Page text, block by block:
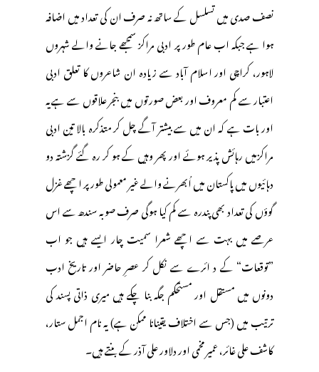
نصف صدی میں تسلسل کے ساتھ نہ صرف ان کی تعداد میں اضافہ
ہوا ہے جبکہ اب عام طور پر ادبی مراکز سمجھے جانے والے شہروں
لاہور، کراچی اور اسلام آباد سے زیادہ ان شاعروں کا تعلق ادبی
اعتبار سے کم معروف اور بعض صورتوں میں بنجر علاقوں سے ہے یہ
اور بات ہے کہ ان میں سے بیشتر آگے چل کر متذکرہ بالا تین ادبی
مراکزمیں رہائش پذیر ہوئے اور پھر وہیں کے ہو کر رہ گئے گزشتہ دو
دہائیوں میں پاکستان میں اُبھرنے والے غیر معمولی طورپر اچھے غزل
گوؤں کی تعداد بھی پندرہ سے کم کیا ہوگی صرف صوبہ سندھ سے اس
عرصے میں بہت سے اچھے شعرا سمیت چار ایسے ہیں جو اب
”توقعات“ کے د ائرے سے نکل کر عصرِ حاضر اور تاریخ ادب
دونوں میں مستقل اور مستحکم جگہ بنا چکے ہیں میری ذاتی پسند کی
ترتیب میں (جس سے اختلاف یقینانا ممکن ہے) یہ نام اجمل ستار،
کاشف علی غائر، عمیر مخمی اور دلاور علی آذر کے بنتے ہیں۔